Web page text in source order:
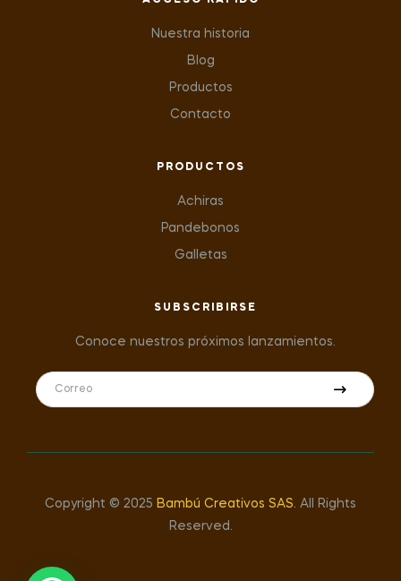
Nuestra historia
Blog
Productos
Contacto
PRODUCTOS
Achiras
Pandebonos
Galletas
SUBSCRIBIRSE
Conoce nuestros próximos lanzamientos.
Copyright © 2025 Bambú Creativos SAS. All Rights
Reserved.